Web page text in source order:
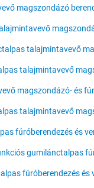
magszondázó
talajmintavevő
talajmintavevő
magszondázó- és
talajmintavevő
fúróberendezés és
gumilánctalpas
fúróberendezés